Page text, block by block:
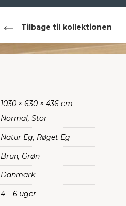
Tilbage til kollektionen
1030 × 630 × 436 cm
Normal, Stor
Natur Eg, Røget Eg
Brun, Grøn
Danmark
4 – 6 uger